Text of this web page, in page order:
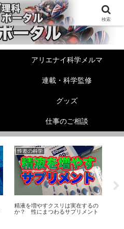
アリエナイ科学メルマ
連載・科学監修
グッズ
仕事のご相談
性差の科学
精液を増やすクスリは実在するの
か？ 性にまつわるサプリメント
検索